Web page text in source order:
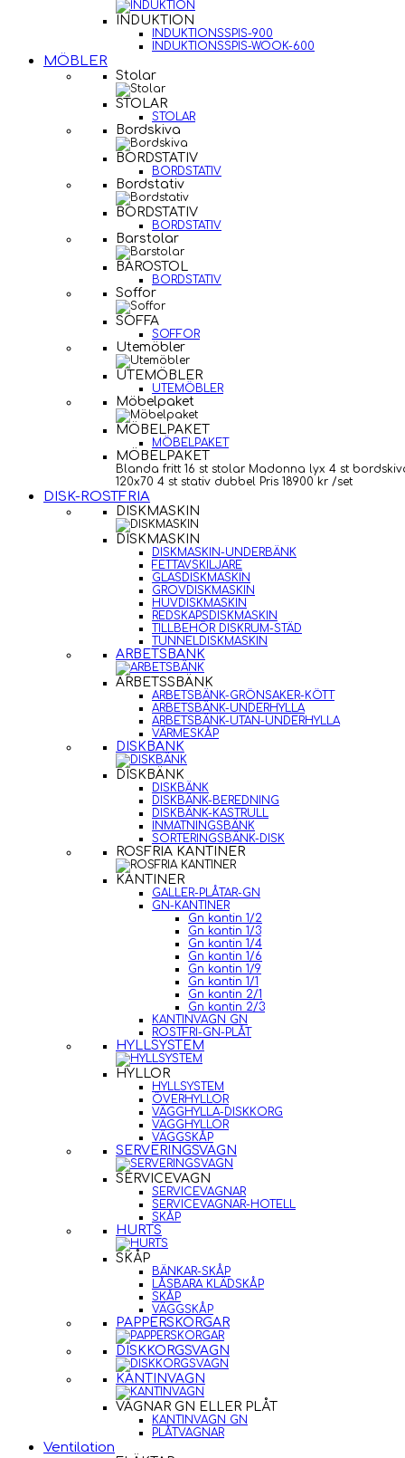
INDUKTION
INDUKTIONSSPIS-900
INDUKTIONSSPIS-WOOK-600
MÖBLER
Stolar
STOLAR
STOLAR
Bordskiva
BORDSTATIV
BORDSTATIV
Bordstativ
BORDSTATIV
BORDSTATIV
Barstolar
BAROSTOL
BORDSTATIV
Soffor
SOFFA
SOFFOR
Utemöbler
UTEMÖBLER
UTEMÖBLER
Möbelpaket
MÖBELPAKET
MÖBELPAKET
MÖBELPAKET
Blanda fritt 16 st stolar Madonna lyx 4 st
120x70 4 st stativ dubbel Pris 18900 kr /set
DISK-ROSTFRIA
DISKMASKIN
DISKMASKIN
DISKMASKIN-UNDERBÄNK
FETTAVSKILJARE
GLASDISKMASKIN
GROVDISKMASKIN
HUVDISKMASKIN
REDSKAPSDISKMASKIN
TILLBEHÖR DISKRUM-STÄD
TUNNELDISKMASKIN
ARBETSBÄNK
ARBETSSBÄNK
ARBETSBÄNK-GRÖNSAKER-KÖTT
ARBETSBÄNK-UNDERHYLLA
ARBETSBÄNK-UTAN-UNDERHYLLA
VÄRMESKÅP
DISKBÄNK
DISKBÄNK
DISKBÄNK
DISKBÄNK-BEREDNING
DISKBÄNK-KASTRULL
INMATNINGSBÄNK
SORTERINGSBÄNK-DISK
ROSFRIA KANTINER
KANTINER
GALLER-PLÅTAR-GN
GN-KANTINER
Gn kantin 1/2
Gn kantin 1/3
Gn kantin 1/4
Gn kantin 1/6
Gn kantin 1/9
Gn kantin 1/1
Gn kantin 2/1
Gn kantin 2/3
KANTINVAGN GN
ROSTFRI-GN-PLÅT
HYLLSYSTEM
HYLLOR
HYLLSYSTEM
ÖVERHYLLOR
VÄGGHYLLA-DISKKORG
VÄGGHYLLOR
VÄGGSKÅP
SERVERINGSVAGN
SERVICEVAGN
SERVICEVAGNAR
SERVICEVAGNAR-HOTELL
SKÅP
HURTS
SKÅP
BÄNKAR-SKÅP
LÅSBARA KLÄDSKÅP
SKÅP
VÄGGSKÅP
PAPPERSKORGAR
DISKKORGSVAGN
KANTINVAGN
VAGNAR GN ELLER PLÅT
KANTINVAGN GN
PLÅTVAGNAR
Ventilation